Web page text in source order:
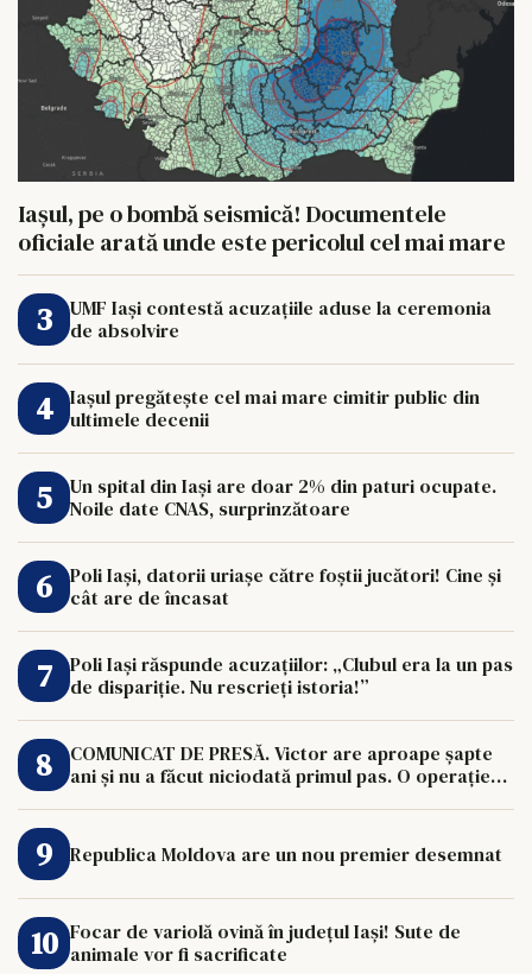
Iașul, pe o bombă seismică! Documentele
oficiale arată unde este pericolul cel mai mare
UMF Iași contestă acuzațiile aduse la ceremonia
de absolvire
Iașul pregătește cel mai mare cimitir public din
ultimele decenii
Un spital din Iași are doar 2% din paturi ocupate.
Noile date CNAS, surprinzătoare
Poli Iași, datorii uriașe către foștii jucători! Cine și
cât are de încasat
Poli Iași răspunde acuzațiilor: „Clubul era la un pas
de dispariție. Nu rescrieți istoria!”
COMUNICAT DE PRESĂ. Victor are aproape șapte
ani și nu a făcut niciodată primul pas. O operație
Republica Moldova are un nou premier desemnat
Focar de variolă ovină în județul Iași! Sute de
animale vor fi sacrificate